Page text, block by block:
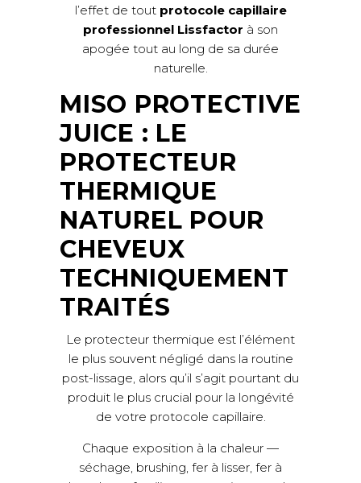
l’effet de tout protocole capillaire
professionnel Lissfactor à son
apogée tout au long de sa durée
naturelle.
MISO PROTECTIVE
JUICE : LE
PROTECTEUR
THERMIQUE
NATUREL POUR
CHEVEUX
TECHNIQUEMENT
TRAITÉS
Le protecteur thermique est l’élément
le plus souvent négligé dans la routine
post-lissage, alors qu’il s’agit pourtant du
produit le plus crucial pour la longévité
de votre protocole capillaire.
Chaque exposition à la chaleur —
séchage, brushing, fer à lisser, fer à